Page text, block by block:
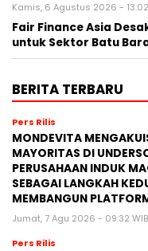
Kamis, 6 Agustus 2026 -
Fair Finance Asia
untuk Sektor Batu Bara
BERITA TERBARU
Pers Rilis
MONDEVITA
MAYORITAS DI
PERUSAHAAN INDUK
SEBAGAI LANGKAH
MEMBANGUN
Jumat, 7 Agu 2026 - 09:32 WIB
Pers Rilis